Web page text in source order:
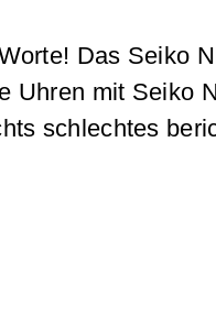
Das Seiko
Uhren mit Seiko
schlechtes